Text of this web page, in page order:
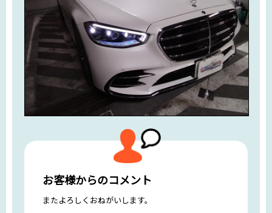
お客様からのコメント
またよろしくおねがいします。